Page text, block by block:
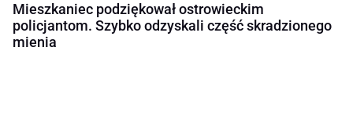
Mieszkaniec podziękował ostrowieckim
policjantom. Szybko odzyskali część skradzionego
mienia